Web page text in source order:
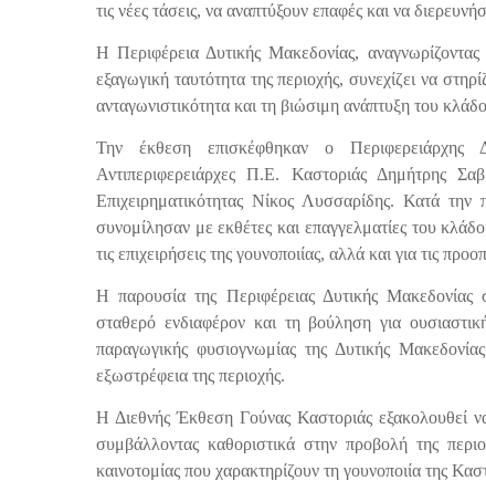
τις νέες τάσεις, να αναπτύξουν επαφές και να
ΗΠεριφέρεια Δυτικής Μακεδονίας,
εξαγωγική ταυτότητα της περιοχής, συνεχίζει να
ανταγωνιστικότητα και τη βιώσιμη ανάπτυξη του
Την έκθεση επισκέφθηκαν οΠεριφερειάρχης
Αντιπεριφερειάρχες Π.Ε. Καστοριάς Δημήτρης
Επιχειρηματικότητας Νίκος Λυσσαρίδης. Κατά
συνομίλησαν με εκθέτες και επαγγελματίες του
τις επιχειρήσεις της γουνοποιίας, αλλά και για τις
Η παρουσία της Περιφέρειας Δυτικής Μακεδονίας
σταθερό ενδιαφέρον και τη βούληση για
παραγωγικής φυσιογνωμίας της Δυτικής
εξωστρέφεια της περιοχής.
Η Διεθνής Έκθεση Γούνας Καστοριάς εξακολουθεί
συμβάλλοντας καθοριστικά στην προβολή της
καινοτομίας που χαρακτηρίζουν τη γουνοποιία της